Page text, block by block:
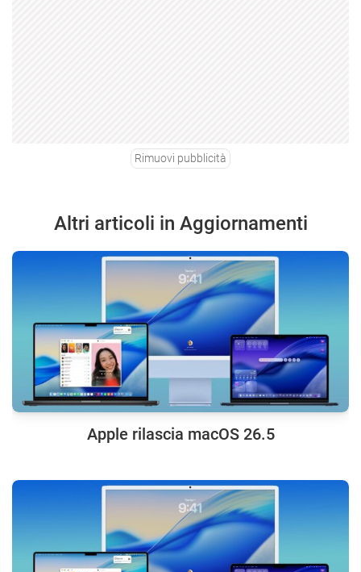
Rimuovi pubblicità
Altri articoli in Aggiornamenti
Apple rilascia macOS 26.5